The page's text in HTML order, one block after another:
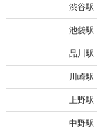
渋谷駅
池袋駅
品川駅
川崎駅
上野駅
中野駅